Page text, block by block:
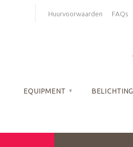
Huurvoorwaarden FAQs
EQUIPMENT BELICHTING